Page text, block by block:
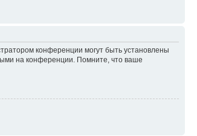
конференции могут быть установлены
на конференции. Помните, что ваше